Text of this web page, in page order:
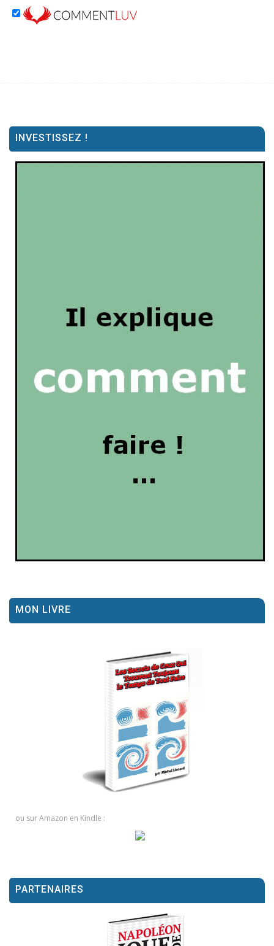
INVESTISSEZ !
MON LIVRE
ou sur Amazon en Kindle :
PARTENAIRES